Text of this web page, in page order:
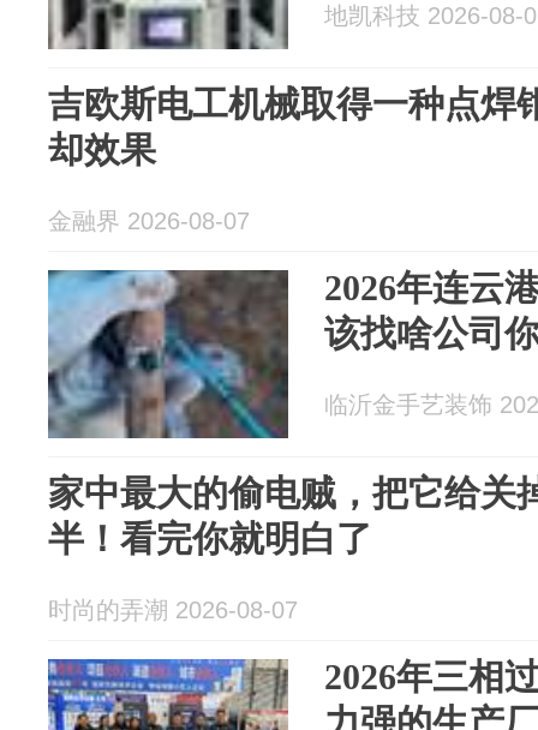
地凯科技 2026-08-
吉欧斯电工机械取得一种点焊
却效果
金融界 2026-08-07
2026年连云
该找啥公司
临沂金手艺装饰
家中最大的偷电贼，把它给关
半！看完你就明白了
时尚的弄潮 2026-08-07
2026年三相